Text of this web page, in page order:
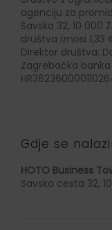
agenciju za
Savska 32, 10 000
društva iznosi
Direktor društva:
Zagrebačka banka
Gdje se
HOTO Business
Savska cesta 32,